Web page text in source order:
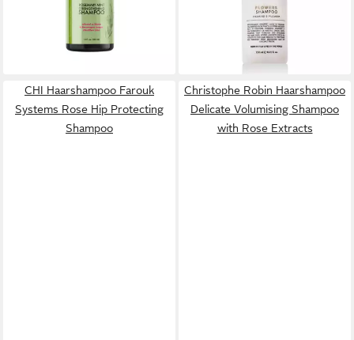
UVP13,90 €
lieferbar - in 2-3 Werktagen bei dir
CHI Haarshampoo Farouk
Systems Rose Hip Protecting
Shampoo
Christophe Robin Haarshampoo
Delicate Volumising Shampoo
with Rose Extracts